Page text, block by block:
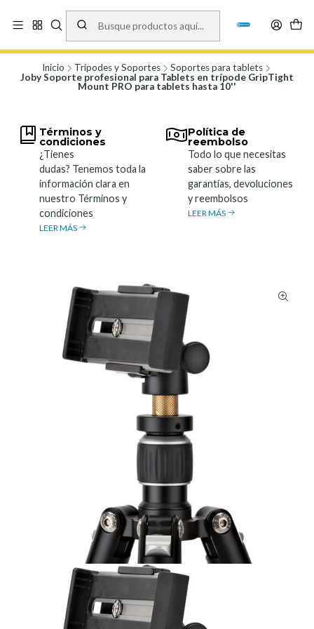
Vísita nuestro local en Los Agustinos 5478, Ñuñoa. Lunes a Viernes 9.30 a
19.00, Sábados 10:00 a 19:00 y Domingos de 10:00 a 17:00
Inicio Trípodes y Soportes
Soportes para tablets
Joby Soporte profesional para Tablets en trípode GripTight
Mount PRO para tablets hasta 10''
Términos y
condiciones
¿Tienes
dudas? Tenemos toda la
información clara en
nuestro Términos y
condiciones
LEER MÁS
Política de
reembolso
Todo lo que necesitas
saber sobre las
garantías, devoluciones
y reembolsos
LEER MÁS